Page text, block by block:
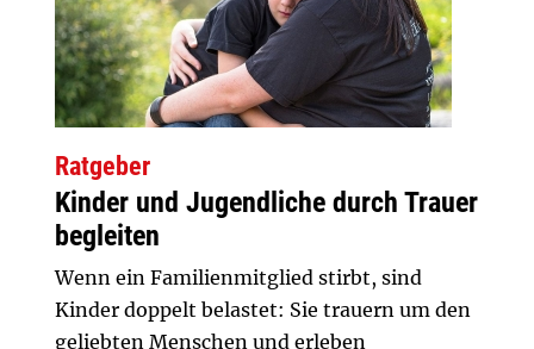
Ratgeber
Kinder und Jugendliche durch Trauer
begleiten
Wenn ein Familienmitglied stirbt, sind
Kinder doppelt belastet: Sie trauern um den
geliebten Menschen und erleben